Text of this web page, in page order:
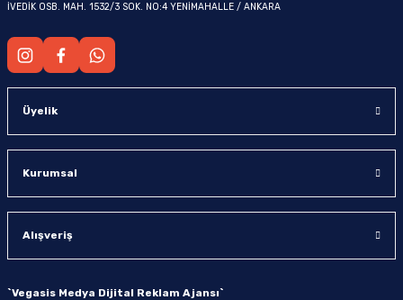
İVEDİK OSB. MAH. 1532/3 SOK. NO:4 YENİMAHALLE / ANKARA
Üyelik
Kurumsal
Alışveriş
`Vegasis Medya Dijital Reklam Ajansı`